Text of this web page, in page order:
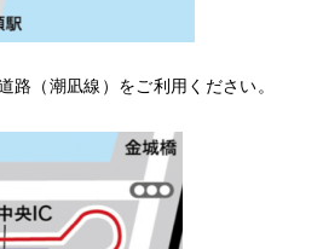
路（潮凪線）をご利用ください。